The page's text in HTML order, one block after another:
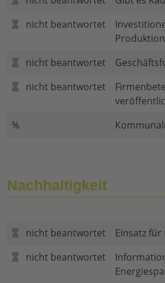
nicht beantwortet
nicht beantwortet
nicht beantwortet
%
Nachhaltigkeit
nicht beantwortet
Einsatz für
nicht beantwortet